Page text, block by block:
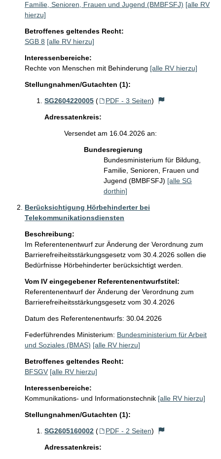
Familie, Senioren, Frauen und Jugend (BMBFSFJ) [alle RV
hierzu]
Betroffenes geltendes Recht:
SGB 8 [alle RV hierzu]
Interessenbereiche:
Rechte von Menschen mit Behinderung [alle RV hierzu]
Stellungnahmen/Gutachten (1):
SG2604220005 ( PDF - 3 Seiten)
Adressatenkreis:
Versendet am 16.04.2026 an:
Bundesregierung
Bundesministerium für Bildung,
Familie, Senioren, Frauen und
Jugend (BMBFSFJ) [alle SG
dorthin]
Berücksichtigung Hörbehinderter bei
Telekommunikationsdiensten
Beschreibung:
Im Referentenentwurf zur Änderung der Verordnung zum
Barrierefreiheitsstärkungsgesetz vom 30.4.2026 sollen die
Bedürfnisse Hörbehinderter berücksichtigt werden.
Vom IV eingegebener Referentenentwurfstitel:
Referentenentwurf der Änderung der Verordnung zum
Barrierefreiheitsstärkungsgesetz vom 30.4.2026
Datum des Referentenentwurfs: 30.04.2026
Federführendes Ministerium: Bundesministerium für Arbeit
und Soziales (BMAS) [alle RV hierzu]
Betroffenes geltendes Recht:
BFSGV [alle RV hierzu]
Interessenbereiche:
Kommunikations- und Informationstechnik [alle RV hierzu]
Stellungnahmen/Gutachten (1):
SG2605160002 ( PDF - 2 Seiten)
Adressatenkreis: